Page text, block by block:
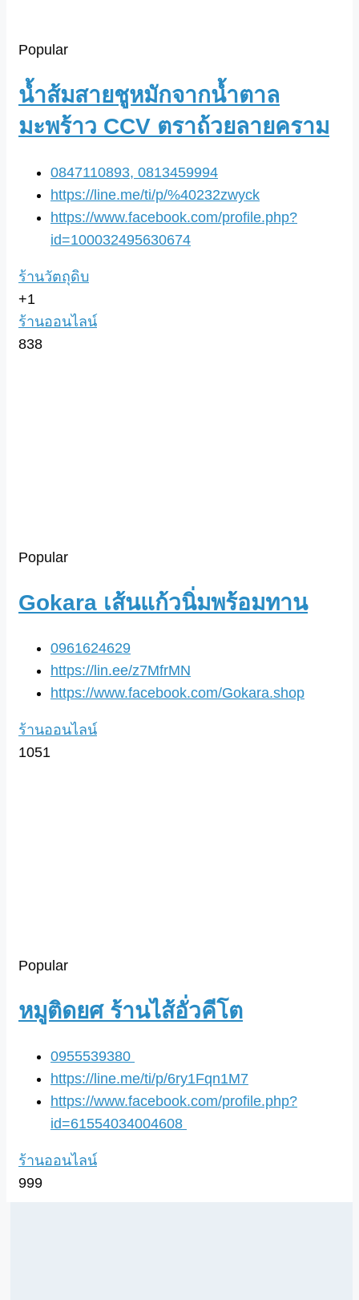
Popular
น้ำส้มสายชูหมักจากน้ำตาล
มะพร้าว CCV ตราถ้วยลายคราม
0847110893, 0813459994
https://line.me/ti/p/%40232zwyck
https://www.facebook.com/profile.php?
id=100032495630674
ร้านวัตถุดิบ
+1
ร้านออนไลน์
838
Popular
Gokara เส้นแก้วนิ่มพร้อมทาน
0961624629
https://lin.ee/z7MfrMN
https://www.facebook.com/Gokara.shop
ร้านออนไลน์
1051
Popular
หมูติดยศ ร้านไส้อั่วคีโต
0955539380
https://line.me/ti/p/6ry1Fqn1M7
https://www.facebook.com/profile.php?
id=61554034004608
ร้านออนไลน์
999